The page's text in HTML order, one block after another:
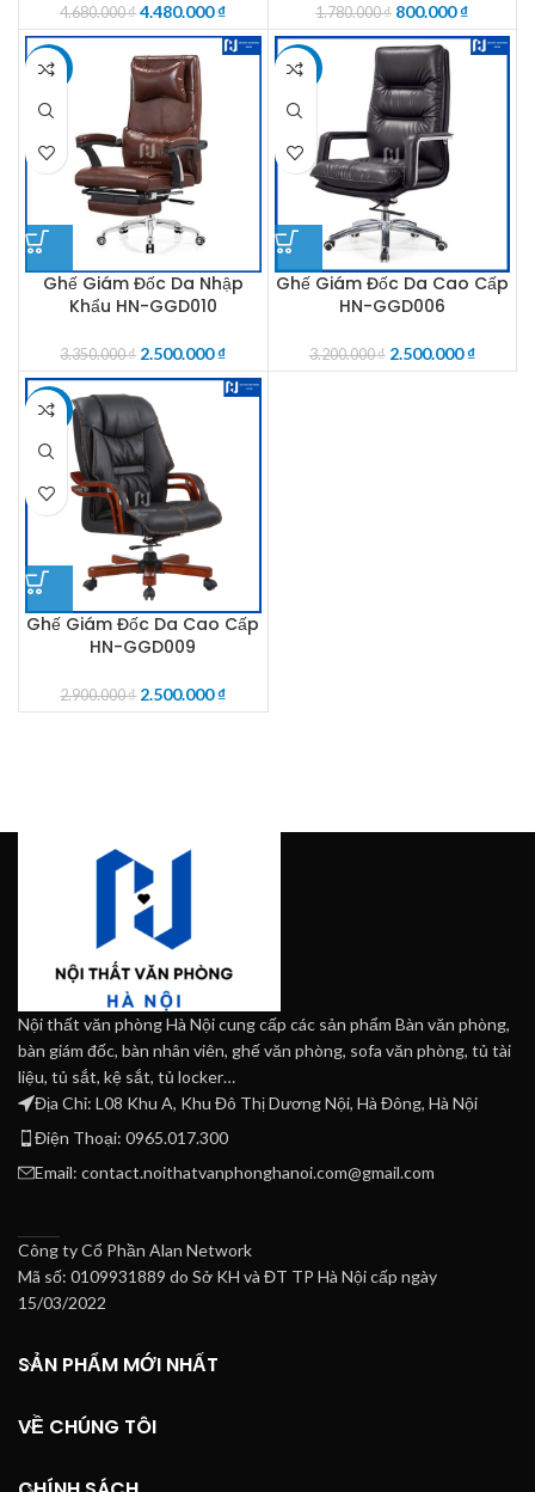
4.680.000₫ 4.480.000₫ 1.780.000₫ 800.000₫
-25%
Ghế Giám Đốc Da Nhập
Khẩu HN-GGD010
3.350.000₫ 2.500.000₫
-22%
Ghế Giám Đốc Da Cao Cấp
HN-GGD006
3.200.000₫ 2.500.000₫
-14%
Ghế Giám Đốc Da Cao Cấp
HN-GGD009
2.900.000₫ 2.500.000₫
Nội thất văn phòng Hà Nội cung cấp các sản phẩm Bàn văn phòng,
bàn giám đốc, bàn nhân viên, ghế văn phòng, sofa văn phòng, tủ tài
liệu, tủ sắt, kệ sắt, tủ locker…
Địa Chỉ: L08 Khu A, Khu Đô Thị Dương Nội, Hà Đông, Hà Nội
Điện Thoại: 0965.017.300
Email: contact.noithatvanphonghanoi.com@gmail.com
Công ty Cổ Phần Alan Network
Mã số: 0109931889 do Sở KH và ĐT TP Hà Nội cấp ngày
15/03/2022
SẢN PHẨM MỚI NHẤT
VỀ CHÚNG TÔI